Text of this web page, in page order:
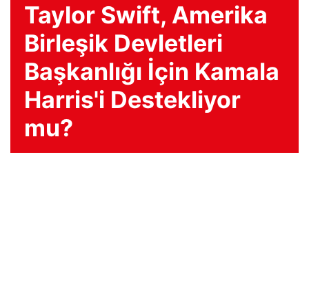
Taylor Swift, Amerika
Birleşik Devletleri
Başkanlığı İçin Kamala
Harris'i Destekliyor
mu?